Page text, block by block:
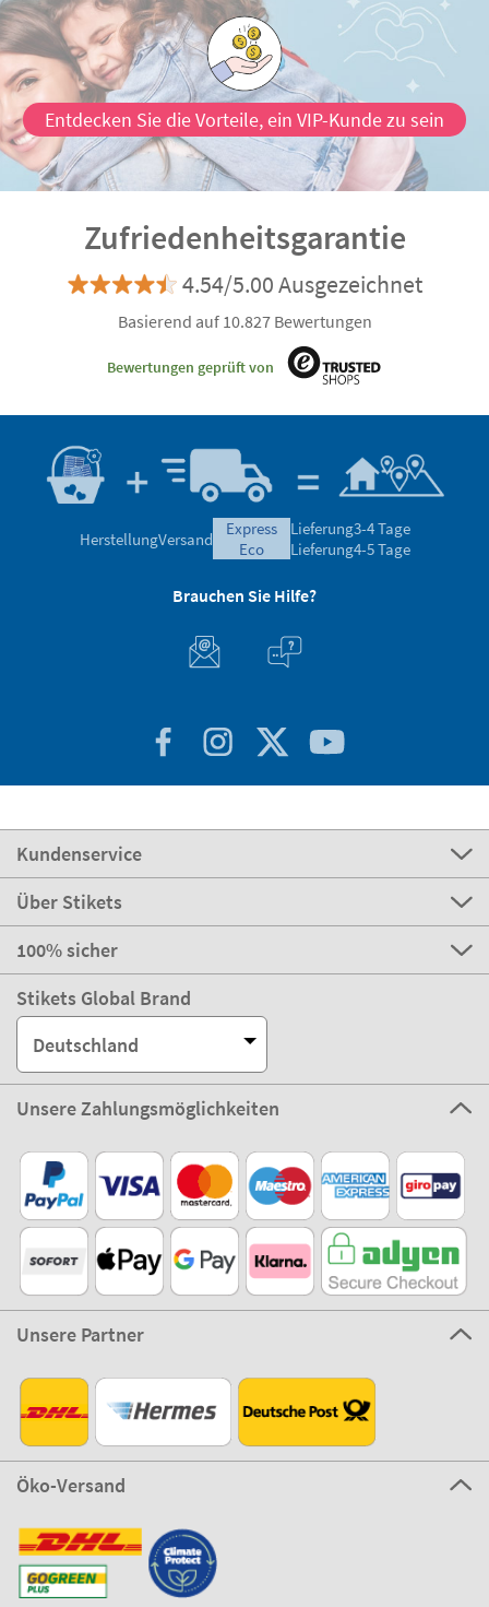
Entdecken Sie die Vorteile, ein VIP-Kunde zu sein
Zufriedenheitsgarantie
4.54/5.00 Ausgezeichnet
Basierend auf 10.827 Bewertungen
Bewertungen geprüft von
HerstellungVersand
express
eco
Lieferung3-4 Tage
Lieferung4-5 Tage
Brauchen Sie Hilfe?
Kundenservice
Über Stikets
100% sicher
Stikets Global Brand
Deutschland
Unsere Zahlungsmöglichkeiten
Unsere Partner
Öko-Versand